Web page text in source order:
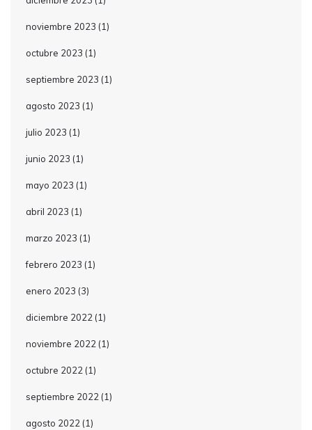
noviembre 2023 (1)
octubre 2023 (1)
septiembre 2023 (1)
agosto 2023 (1)
julio 2023 (1)
junio 2023 (1)
mayo 2023 (1)
abril 2023 (1)
marzo 2023 (1)
febrero 2023 (1)
enero 2023 (3)
diciembre 2022 (1)
noviembre 2022 (1)
octubre 2022 (1)
septiembre 2022 (1)
agosto 2022 (1)